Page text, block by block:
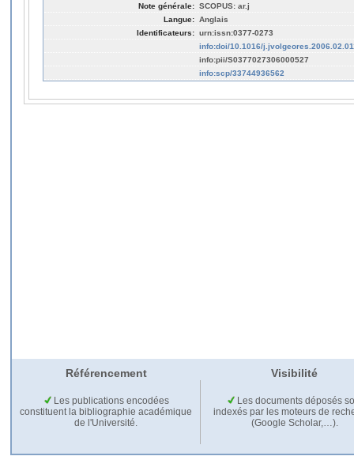
Note générale: SCOPUS: ar.j
Langue: Anglais
Identificateurs: urn:issn:0377-0273
info:doi/10.1016/
info:pii/S0377027306000527
info:scp/33744936562
Référencement Visibilité
Les publications encodées
constituent la bibliographie académique
de l'Université.
Les documents déposés
indexés par les moteurs de
(Google Scholar,…).